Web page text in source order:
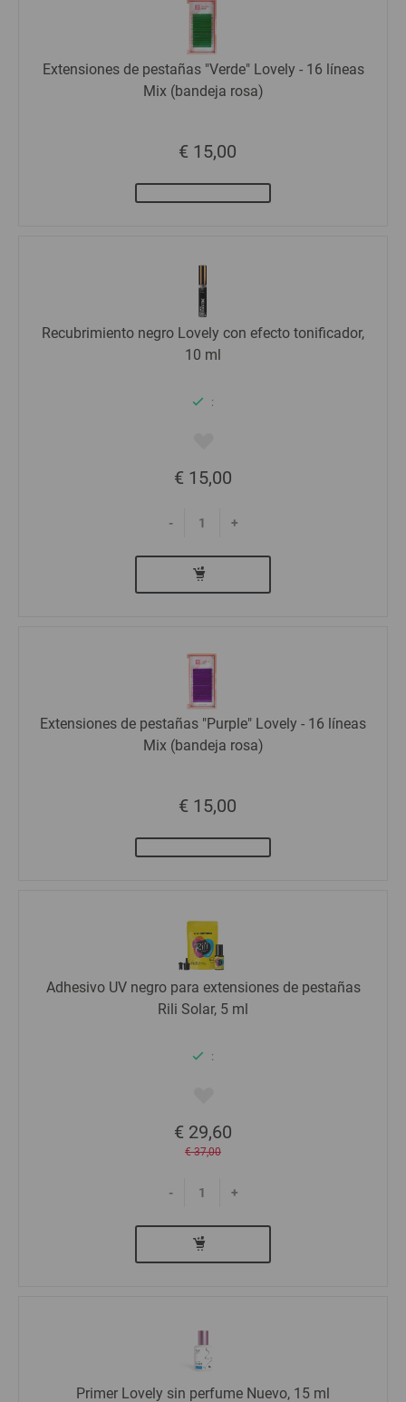
Extensiones de pestañas "Verde" Lovely - 16 líneas
Mix (bandeja rosa)
€ 15,00
Recubrimiento negro Lovely con efecto tonificador,
10 ml
:
€ 15,00
- +
Extensiones de pestañas "Purple" Lovely - 16 líneas
Mix (bandeja rosa)
€ 15,00
Adhesivo UV negro para extensiones de pestañas
Rili Solar, 5 ml
:
€ 29,60
€ 37,00
- +
Primer Lovely sin perfume Nuevo, 15 ml